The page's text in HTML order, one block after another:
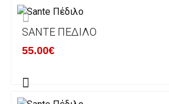
ΠΟΛΙΤΙΚΗ ΕΠΙΣΤΡΟΦΩΝ
SANTE ΠΈΔΙΛΟ
55.00€